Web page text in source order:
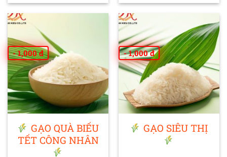
là:
hiện
15,000 đ.
19,000 đ.
tại
18,000 đ.
- 1,000 đ
GẠO QUÀ BIẾU
TẾT CÔNG NHÂN
- 1,000 đ
GẠO SIÊU THỊ